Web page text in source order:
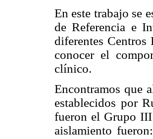
En este trabajo se
de Referencia e
diferentes
conocer el
clínico.
Encontramos que
establecidos por
fueron el Grupo
aislamiento fueron: